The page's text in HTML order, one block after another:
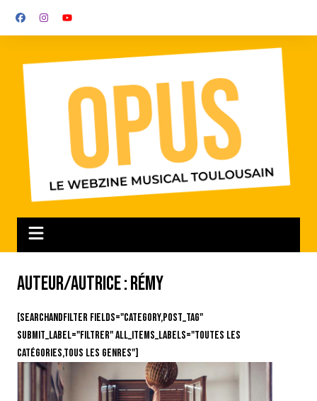
Auteur/autrice :Rémy
[searchandfilter fields="category,post_tag"
submit_label="Filtrer" all_items_labels="Toutes les
catégories,Tous les genres"]